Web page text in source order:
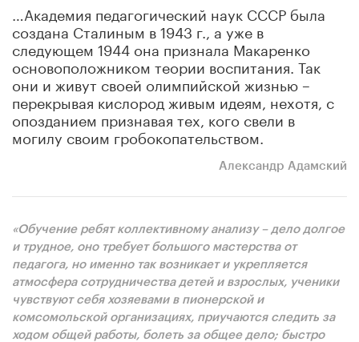
…Академия педагогический наук СССР была
создана Сталиным в 1943 г., а уже в
следующем 1944 она признала Макаренко
основоположником теории воспитания. Так
они и живут своей олимпийской жизнью –
перекрывая кислород живым идеям, нехотя, с
опозданием признавая тех, кого свели в
могилу своим гробокопательством.
Александр Адамский
«Обучение ребят коллективному анализу – дело долгое
и трудное, оно требует большого мастерства от
педагога, но именно так возникает и укрепляется
атмосфера сотрудничества детей и взрослых, ученики
чувствуют себя хозяевами в пионерской и
комсомольской организациях, приучаются следить за
ходом общей работы, болеть за общее дело; быстро